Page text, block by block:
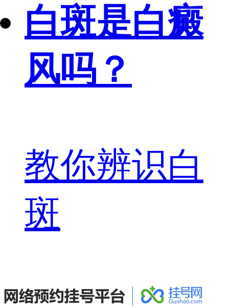
白斑是白癜
风吗？
教你辨识白
斑